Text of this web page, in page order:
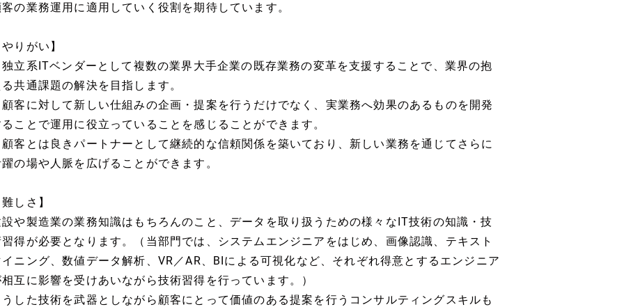
の業務運用に適用していく役割を期待しています。
りがい】
立系ITベンダーとして複数の業界大手企業の既存業務の変革を支援することで、業界の抱
共通課題の解決を目指します。
客に対して新しい仕組みの企画・提案を行うだけでなく、実業務へ効果のあるものを開発
ことで運用に役立っていることを感じることができます。
客とは良きパートナーとして継続的な信頼関係を築いており、新しい業務を通じてさらに
の場や人脈を広げることができます。
しさ】
や製造業の業務知識はもちろんのこと、データを取り扱うための様々なIT技術の知識・技
得が必要となります。（当部門では、システムエンジニアをはじめ、画像認識、テキスト
ニング、数値データ解析、VR／AR、BIによる可視化など、それぞれ得意とするエンジニア
互に影響を受けあいながら技術習得を行っています。）
した技術を武器としながら顧客にとって価値のある提案を行うコンサルティングスキルも